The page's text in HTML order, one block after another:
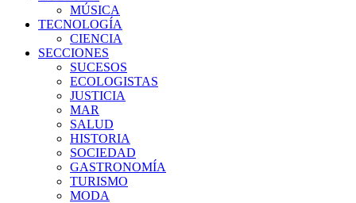
MÚSICA
TECNOLOGÍA
CIENCIA
SECCIONES
SUCESOS
ECOLOGISTAS
JUSTICIA
MAR
SALUD
HISTORIA
SOCIEDAD
GASTRONOMÍA
TURISMO
MODA